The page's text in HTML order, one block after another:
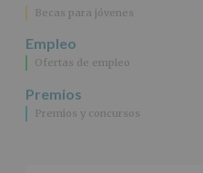
Becas para jóvenes
Empleo
Ofertas de empleo
Premios
Premios y concursos